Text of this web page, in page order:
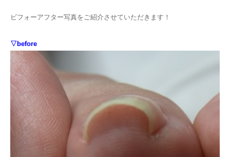
ビフォーアフター写真をご紹介させていただきます！
▽before